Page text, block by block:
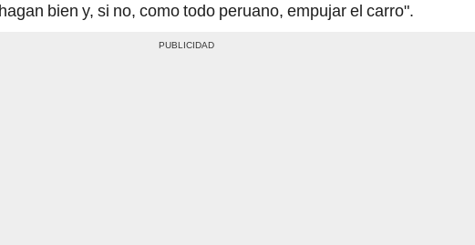
bien y, si no, como todo peruano, empujar el carro".